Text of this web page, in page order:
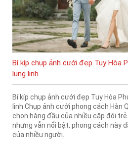
Bí kíp chụp ảnh cưới đẹp Tuy Hòa
lung linh
Bí kíp chụp ảnh cưới đẹp Tuy Hòa
linh Chụp ảnh cưới phong cách Hàn
chọn hàng đầu của nhiều cặp đôi
nhưng vẫn nổi bật, phong cách này
của nhiều người.